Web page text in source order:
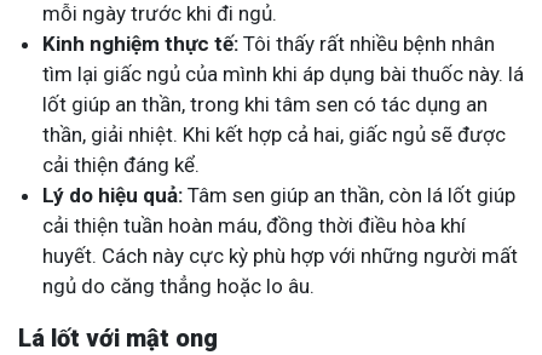
mỗi ngày trước khi đi ngủ.
Kinh nghiệm thực tế: Tôi thấy rất nhiều bệnh nhân
tìm lại giấc ngủ của mình khi áp dụng bài thuốc này. lá
lốt giúp an thần, trong khi tâm sen có tác dụng an
thần, giải nhiệt. Khi kết hợp cả hai, giấc ngủ sẽ được
cải thiện đáng kể.
Lý do hiệu quả: Tâm sen giúp an thần, còn lá lốt giúp
cải thiện tuần hoàn máu, đồng thời điều hòa khí
huyết. Cách này cực kỳ phù hợp với những người mất
ngủ do căng thẳng hoặc lo âu.
Lá lốt với mật ong